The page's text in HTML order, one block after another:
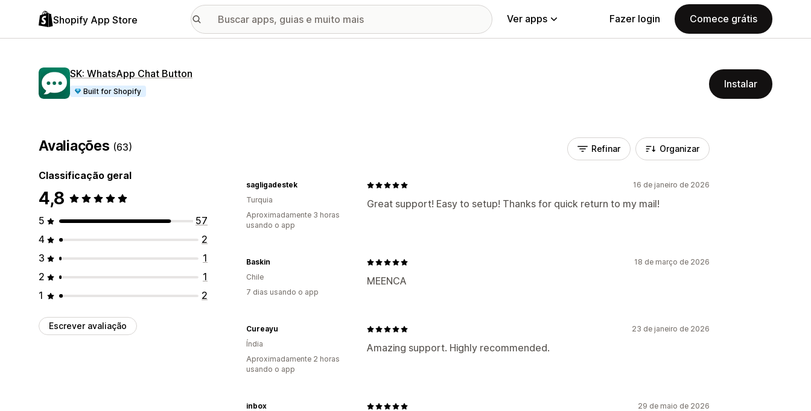
Shopify App Store Ver apps Fazer login Comece grátis
SK: WhatsApp Chat Button
Built for Shopify
Instalar
Avaliações (63)
Classificação geral
4,8
5
57
4
2
3
1
2
1
1
2
Escrever avaliação
Refinar Organizar
16 de janeiro de 2026
Great support! Easy to setup! Thanks for quick return to my mail!
sagligadestek
Turquia
Aproximadamente 3 horas
usando o app
18 de março de 2026
MEENCA
Baskin
Chile
7 dias usando o app
23 de janeiro de 2026
Amazing support. Highly recommended.
Cureayu
Índia
Aproximadamente 2 horas
usando o app
29 de maio de 2026
inbox